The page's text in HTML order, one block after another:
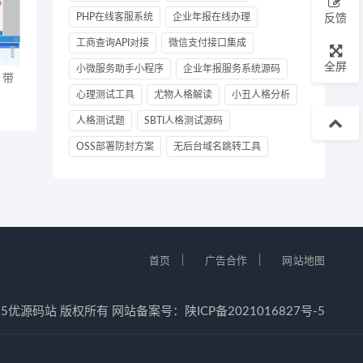
带
PHP在线客服系统 企业年报在线办理
工商查询API对接 微信支付接口集成
小微服务助手小程序 企业年报服务系统源码
心理测试工具 尤物人格解读 小丑人格分析
人格测试题 SBTI人格测试源码
OSS部署防封方案 无后台域名跳转工具
首页 广告合作 网站地图
源码站 版权所有 网站备案号： 陕ICP备2021016827号-5
反馈
全屏